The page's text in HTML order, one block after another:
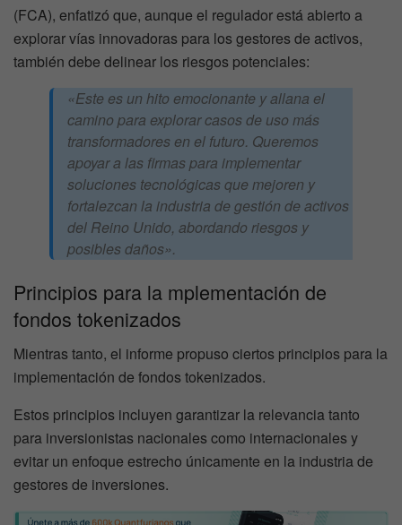
(FCA), enfatizó que, aunque el regulador está abierto a
explorar vías innovadoras para los gestores de activos,
también debe delinear los riesgos potenciales:
«Este es un hito emocionante y allana el
camino para explorar casos de uso más
transformadores en el futuro. Queremos
apoyar a las firmas para implementar
soluciones tecnológicas que mejoren y
fortalezcan la industria de gestión de activos
del Reino Unido, abordando riesgos y
posibles daños».
Principios para la mplementación de
fondos tokenizados
Mientras tanto, el informe propuso ciertos principios para la
implementación de fondos tokenizados.
Estos principios incluyen garantizar la relevancia tanto
para inversionistas nacionales como internacionales y
evitar un enfoque estrecho únicamente en la industria de
gestores de inversiones.